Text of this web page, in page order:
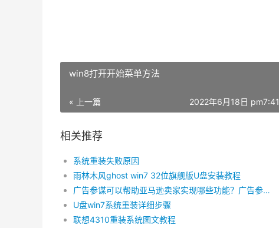
win8打开开始菜单方法
« 上一篇 2022年6月18日 pm7:41
相关推荐
系统重装失败原因
雨林木风ghost win7 32位旗舰版U盘安装教程
广告参谋可以帮助亚马逊卖家实现哪些功能？广告参谋的一些Q&A
U盘win7系统重装详细步骤
联想4310重装系统图文教程